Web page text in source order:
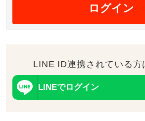
ログイン
LINE ID連携されている方
LINEでログイン